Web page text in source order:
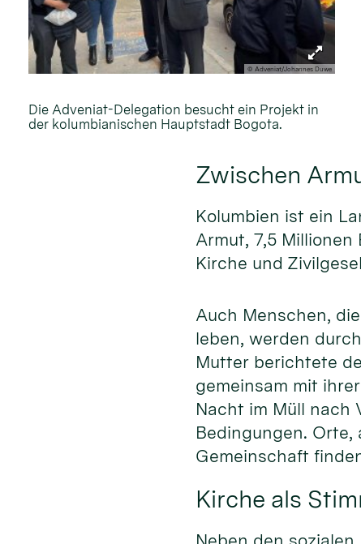
© Adveniat/Johannes Duwe
Die Adveniat-Delegation besucht ein Projekt in
der kolumbianischen Hauptstadt Bogota.
Zwischen
Kolumbien ist ein
Armut, 7,5
Kirche und
Auch Menschen,
leben, werden
Mutter berichtete
gemeinsam mit
Nacht im Müll nach
Bedingungen. Orte,
Gemeinschaft
Kirche als